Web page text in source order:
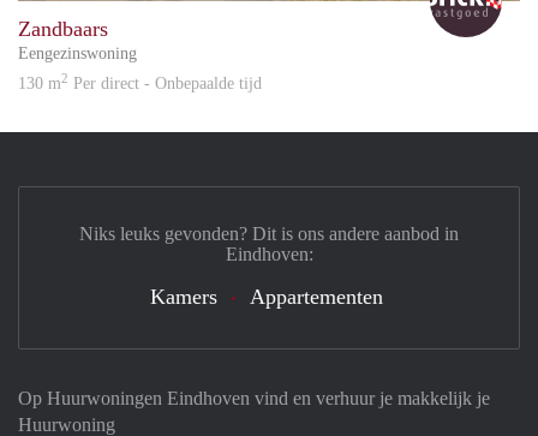
Zandbaars
Eengezinswoning
130 m2 Per direct - Onbepaalde tijd
Op Huurwoningen Eindhoven vind en verhuur je makkelijk je
Huurwoning
Niks leuks gevonden? Dit is ons andere aanbod in
Eindhoven:
Kamers Appartementen